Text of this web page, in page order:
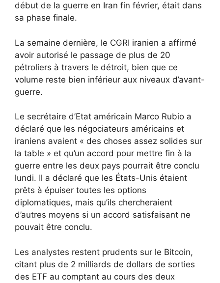
début de la guerre en Iran fin février, était dans
sa phase finale.
La semaine dernière, le CGRI iranien a affirmé
avoir autorisé le passage de plus de 20
pétroliers à travers le détroit, bien que ce
volume reste bien inférieur aux niveaux d’avant-
guerre.
Le secrétaire d’Etat américain Marco Rubio a
déclaré que les négociateurs américains et
iraniens avaient « des choses assez solides sur
la table » et qu’un accord pour mettre fin à la
guerre entre les deux pays pourrait être conclu
lundi. Il a déclaré que les États-Unis étaient
prêts à épuiser toutes les options
diplomatiques, mais qu’ils chercheraient
d’autres moyens si un accord satisfaisant ne
pouvait être conclu.
Les analystes restent prudents sur le Bitcoin,
citant plus de 2 milliards de dollars de sorties
des ETF au comptant au cours des deux